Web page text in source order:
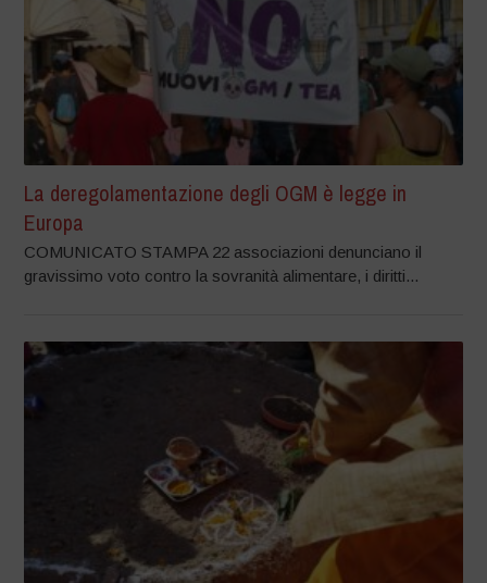
La deregolamentazione degli OGM è legge in
Europa
COMUNICATO STAMPA 22 associazioni denunciano il
gravissimo voto contro la sovranità alimentare, i diritti...